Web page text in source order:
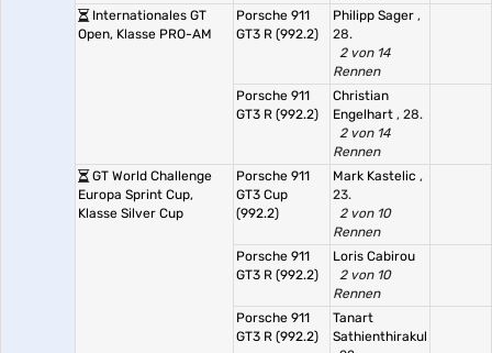
Internationales GT
Open, Klasse PRO-AM
Porsche 911
GT3 R (992.2)
Philipp Sager ,
28.
2 von 14
Rennen
Porsche 911
GT3 R (992.2)
Christian
Engelhart , 28.
2 von 14
Rennen
GT World Challenge
Europa Sprint Cup,
Klasse Silver Cup
Porsche 911
GT3 Cup
(992.2)
Mark Kastelic ,
23.
2 von 10
Rennen
Porsche 911
GT3 R (992.2)
Loris Cabirou
2 von 10
Rennen
Porsche 911
GT3 R (992.2)
Tanart
Sathienthirakul